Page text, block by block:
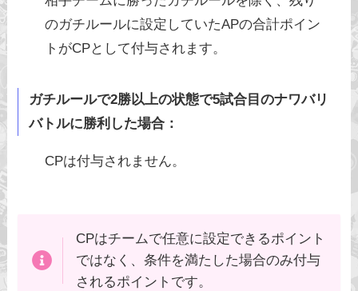
のガチルールに設定していたAPの合計ポイン
トがCPとして付与されます。
ガチルールで2勝以上の状態で5試合目のナワバリ
バトルに勝利した場合：
CPは付与されません。
CPはチームで任意に設定できるポイント
ではなく、条件を満たした場合のみ付与
されるポイントです。